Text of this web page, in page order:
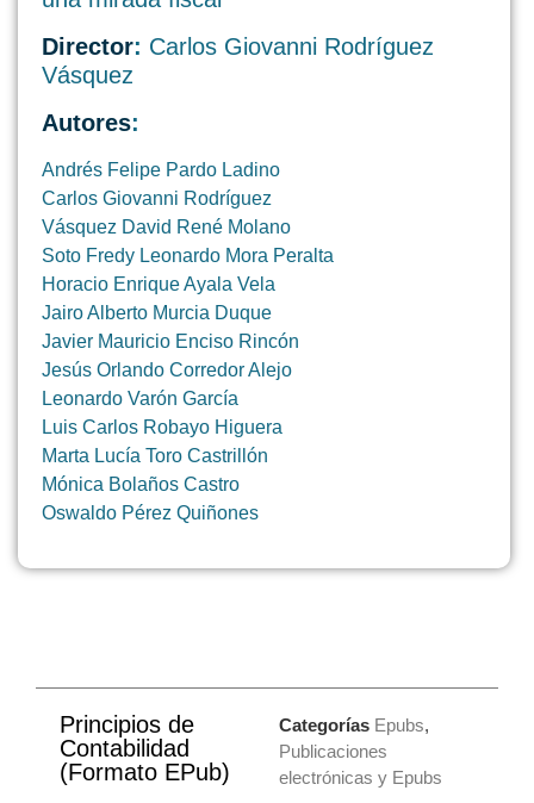
Director: Carlos Giovanni Rodríguez
Vásquez
Autores:
Andrés Felipe Pardo Ladino
Carlos Giovanni Rodríguez
Vásquez David René Molano
Soto Fredy Leonardo Mora Peralta
Horacio Enrique Ayala Vela
Jairo Alberto Murcia Duque
Javier Mauricio Enciso Rincón
Jesús Orlando Corredor Alejo
Leonardo Varón García
Luis Carlos Robayo Higuera
Marta Lucía Toro Castrillón
Mónica Bolaños Castro
Oswaldo Pérez Quiñones
Principios de
Contabilidad
(Formato EPub)
Categorías Epubs,
Publicaciones
electrónicas y Epubs